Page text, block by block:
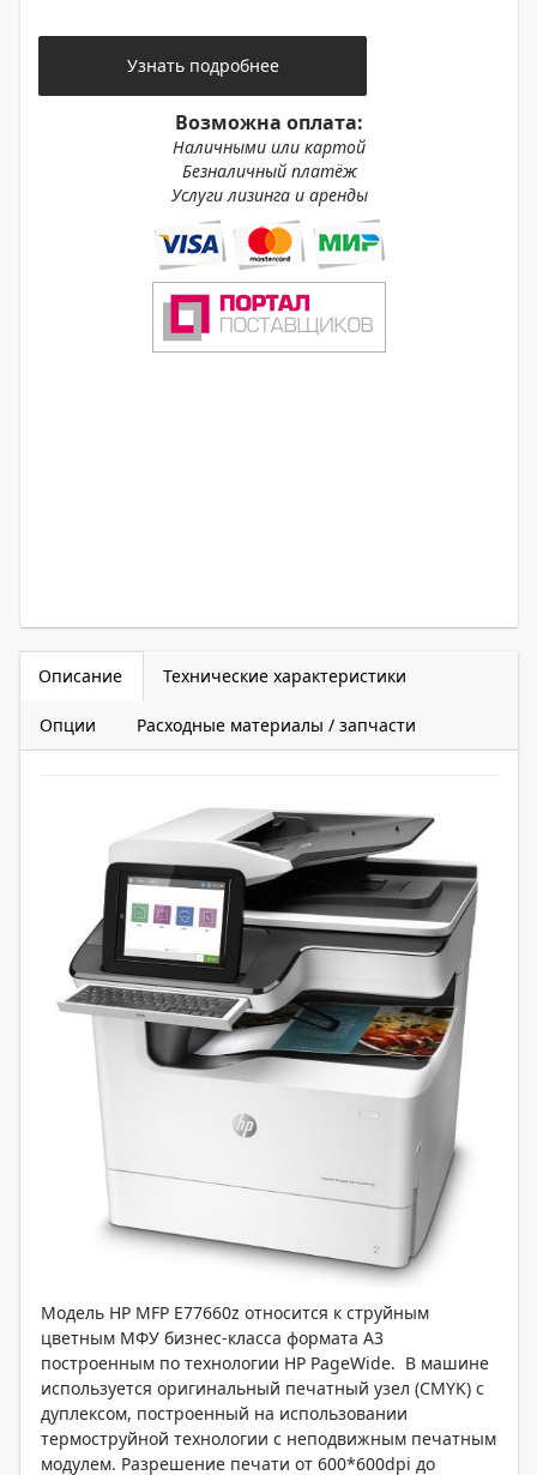
Узнать подробнее
Возможна оплата:
Наличными или картой
Безналичный платёж
Услуги лизинга и аренды
Описание Технические характеристики
Опции Расходные материалы / запчасти
Модель НР MFP E77660z относится к струйным
цветным МФУ бизнес-класса формата А3
построенным по технологии HP PageWide. В машине
используется оригинальный печатный узел (CMYK) с
дуплексом, построенный на использовании
термоструйной технологии с неподвижным печатным
модулем. Разрешение печати от 600*600dpi до